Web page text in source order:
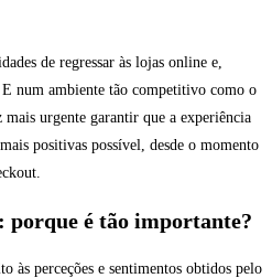
de regressar às lojas online e,
num ambiente tão competitivo como o
urgente garantir que a experiência
positivas possível, desde o momento
porque é tão importante?
às perceções e sentimentos obtidos pelo